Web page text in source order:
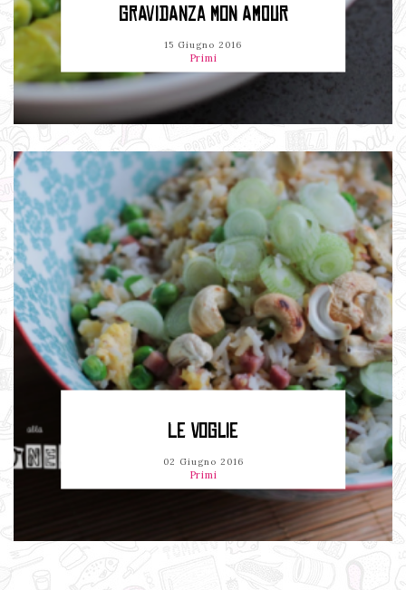
GRAVIDANZA MON AMOUR
15 Giugno 2016
Primi
LE VOGLIE
02 Giugno 2016
Primi